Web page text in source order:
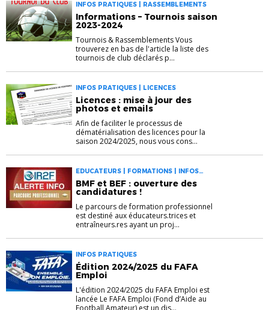
INFOS PRATIQUES | RASSEMBLEMENTS
Informations – Tournois saison
2023-2024
Tournois & Rassemblements Vous
trouverez en bas de l'article la liste des
tournois de club déclarés p...
INFOS PRATIQUES | LICENCES
Licences : mise à jour des
photos et emails
Afin de faciliter le processus de
dématérialisation des licences pour la
saison 2024/2025, nous vous cons...
EDUCATEURS | FORMATIONS | INFOS
PRATIQUES
BMF et BEF : ouverture des
candidatures !
Le parcours de formation professionnel
est destiné aux éducateurs.trices et
entraîneurs.res ayant un proj...
INFOS PRATIQUES
Édition 2024/2025 du FAFA
Emploi
L'édition 2024/2025 du FAFA Emploi est
lancée Le FAFA Emploi (Fond d’Aide au